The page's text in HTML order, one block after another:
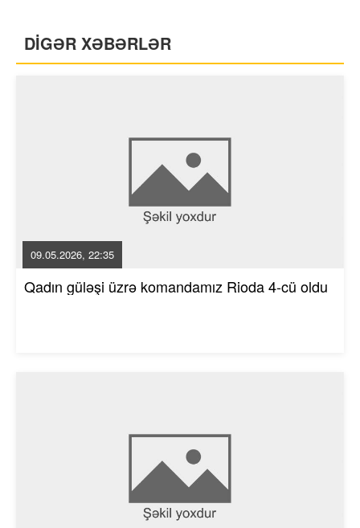
DİGƏR XƏBƏRLƏR
09.05.2026, 22:35
Qadın güləşi üzrə komandamız Rioda 4-cü oldu